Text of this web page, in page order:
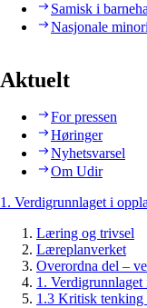
Samisk i
Nasjonale
Aktuelt
For pressen
Høringer
Nyhetsvarsel
Om Udir
1. Verdigrunnlaget i
Læring og trivsel
Læreplanverket
Overordna del –
1.
1.3 Kritisk tenking